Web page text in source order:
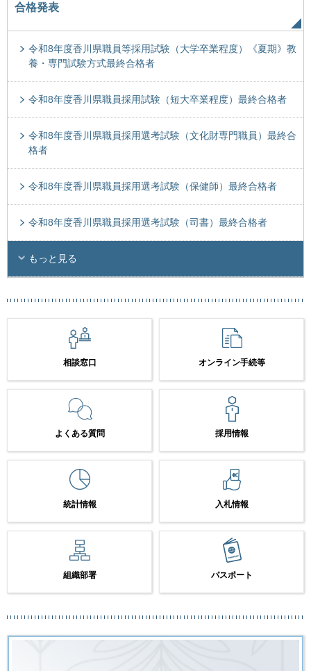
合格発表
令和8年度香川県職員等採用試験（大学卒業程度）《夏期》教
養・専門試験方式最終合格者
令和8年度香川県職員採用試験（短大卒業程度）最終合格者
令和8年度香川県職員採用選考試験（文化財専門職員）最終合
格者
令和8年度香川県職員採用選考試験（保健師）最終合格者
令和8年度香川県職員採用選考試験（司書）最終合格者
もっと見る
相談窓口 オンライン手続等
よくある質問 採用情報
統計情報 入札情報
組織部署 パスポート